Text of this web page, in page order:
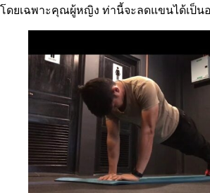
โดยเฉพาะคุณผู้หญิง ท่านี้จะลดแขนได้เป็นอ